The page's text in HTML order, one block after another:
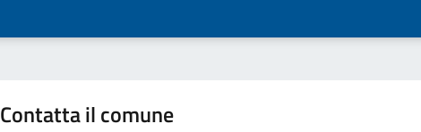
Contatta il comune